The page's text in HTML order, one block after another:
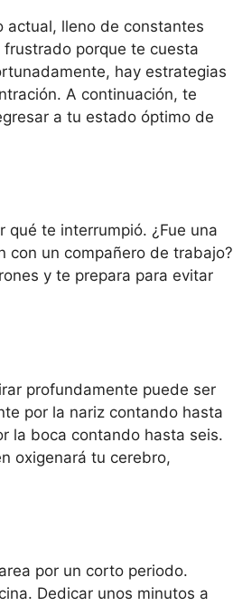
actual, lleno de constantes
porque te cuesta
hay estrategias
A continuación, te
a tu estado óptimo de
qué te interrumpió. ¿Fue una
con un compañero de trabajo?
y te prepara para evitar
profundamente puede ser
por la nariz contando hasta
la boca contando hasta seis.
oxigenará tu cerebro,
por un corto periodo.
Dedicar unos minutos a